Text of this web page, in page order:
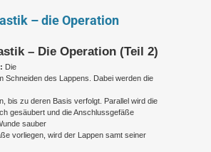
– die Operation
– Die Operation (Teil 2)
Die
Schneiden des Lappens. Dabei werden die
bis zu deren Basis verfolgt. Parallel wird die
gesäubert und die Anschlussgefäße
sauber
vorliegen, wird der Lappen samt seiner